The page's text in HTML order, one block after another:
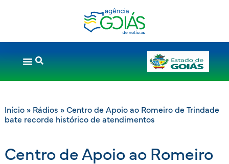
Início» Rádios » Centro de Apoio ao Romeiro de Trindade
bate recorde histórico de atendimentos
Centro de Apoio ao Romeiro